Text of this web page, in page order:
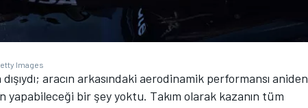
Images
aracın arkasındaki aerodinamik performansı aniden
bir şey yoktu. Takım olarak kazanın tüm